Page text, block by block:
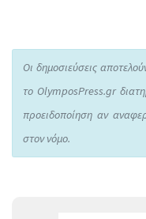
Οι δημοσιεύσεις
το OlymposPress.gr
προειδοποίηση αν
στον νόμο.